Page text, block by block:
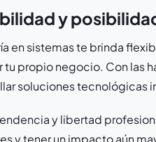
y
en sistemas te brinda
tu propio negocio. Con las
soluciones tecnológicas
y libertad
y tener un impacto aún